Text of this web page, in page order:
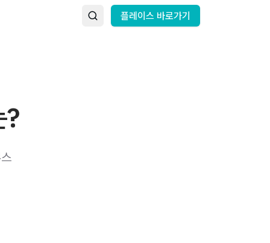
플레이스 바로가기
?